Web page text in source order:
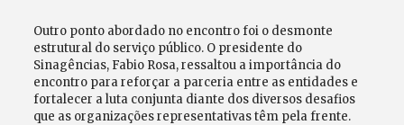
Outro ponto abordado no encontro foi o desmonte
estrutural do serviço público. O presidente do
Sinagências, Fabio Rosa, ressaltou a importância do
encontro para reforçar a parceria entre as entidades e
fortalecer a luta conjunta diante dos diversos desafios
que as organizações representativas têm pela frente.